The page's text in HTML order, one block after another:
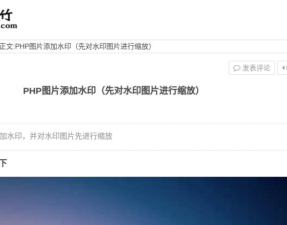
正文:PHP图片添加水印（先对水印图片进行缩放）
PHP图片添加水印（先对水印图片进行缩放）
水印，并对水印图片先进行缩放
发表评论